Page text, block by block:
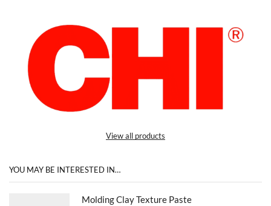
View all products
YOU MAY BE INTERESTED IN…
Molding Clay Texture Paste